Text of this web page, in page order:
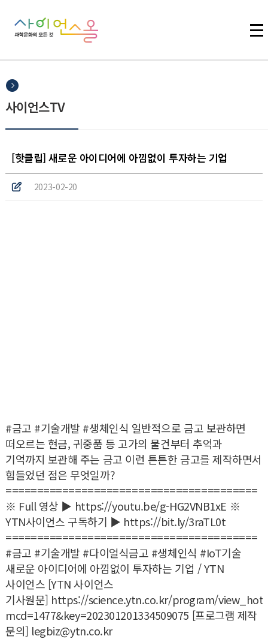
사이언스TV
[핫클립] 새로운 아이디어에 아낌없이 투자하는 기업
2023-02-20
#금고 #기술개발 #생체인식 일반적으로 금고 보관하면
떠오르는 현금, 귀중품 등 고가의 물건부터 추억과
기억까지 보관해 주는 금고 이런 튼튼한 금고를 제작하면서
힘들었던 점은 무엇일까?
========================================
※ Full 영상 ▶ https://youtu.be/g-HG2VNB1xE ※
YTN사이언스 구독하기 ▶ https://bit.ly/3raTL0t
========================================
#금고 #기술개발 #다이얼식금고 #생체인식 #IoT기술
새로운 아이디어에 아낌없이 투자하는 기업 / YTN
사이언스 [YTN 사이언스
기사원문] https://science.ytn.co.kr/program/
mcd=1477&key=202301201334509075 [프로그램 제작
문의] legbiz@ytn.co.kr